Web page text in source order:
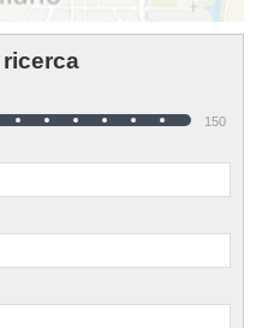
150